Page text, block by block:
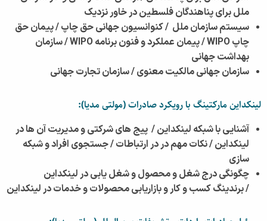
ملل برای پناهندگان فلسطین در خاور نزدیک
سیستم سازمان ملل /کنوانسیون جهانی حق چاپ /پیمان حق
چاپ WIPO /
پیمان عملکرد و فنون برنامه WIPO /
سازمان
بهداشت جهانی
سازمان جهانی مالکیت معنوی /سازمان تجارت جهانی
لینکداین مارکتینگ با رویکرد صادرات(مولتی مدیا):
آشنایی با شبکه لینکداین / پیج های شرکتی و مدیریت آن ها در
لینکداین /نکات مهم در در ارتباطات /جستجوی افراد و شبکه
سازی
چگونگی درج شغل و محصول و شغل یابی در لینکداین
/برندینگ کسب و کار و بازاریابی محصولات و خدمات در لینکداین